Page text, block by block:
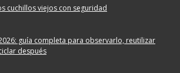
cuchillos viejos con seguridad
guía completa para observarlo, reutilizar
después